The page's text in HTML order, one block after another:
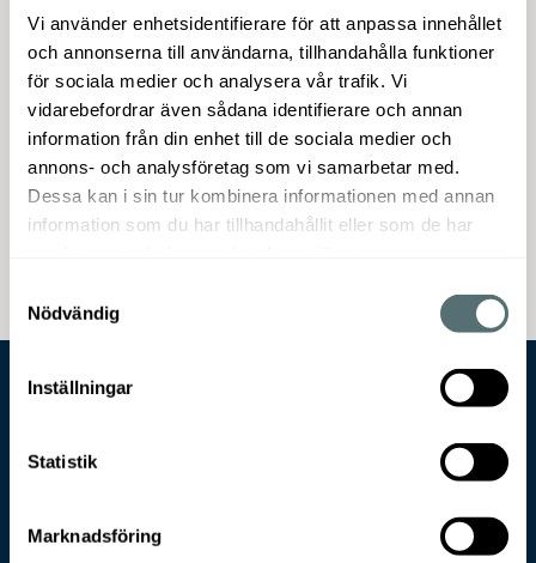
Vi använder enhetsidentifierare för att anpassa innehållet
och annonserna till användarna, tillhandahålla funktioner
för sociala medier och analysera vår trafik. Vi
vidarebefordrar även sådana identifierare och annan
information från din enhet till de sociala medier och
annons- och analysföretag som vi samarbetar med.
Dessa kan i sin tur kombinera informationen med annan
information som du har tillhandahållit eller som de har
Nödvändig
Inställningar
Statistik
Marknadsföring
pappersark som du enkelt kan flytta runt i
rummet för att se kulören i sin helhet och hur
ljuset faller på kulören olika tider på dagen.
Provburkarna finns i väggfärger från våra
leverantörer:Jotun, Caparol, Beckers och
Lycke i varierande storlek